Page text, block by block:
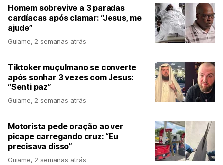
Homem sobrevive a 3 paradas
cardíacas após clamar: “Jesus, me
ajude”
Guiame, 2 semanas atrás
Tiktoker muçulmano se converte
após sonhar 3 vezes com Jesus:
“Senti paz”
Guiame, 2 semanas atrás
Motorista pede oração ao ver
picape carregando cruz: “Eu
precisava disso”
Guiame, 2 semanas atrás